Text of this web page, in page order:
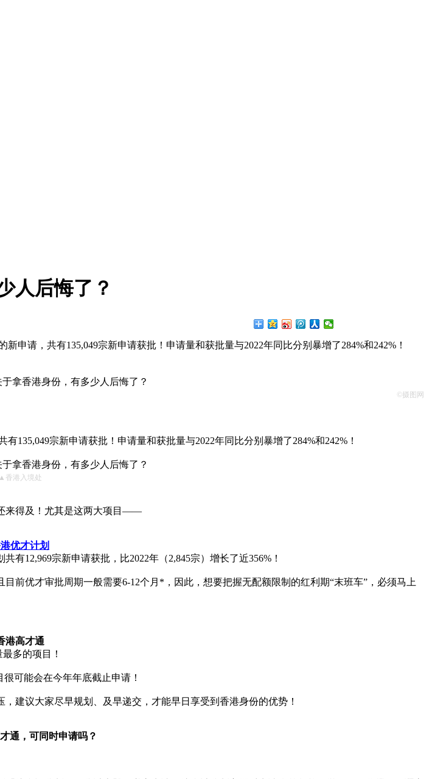
人后悔了？
申请，共有135,049宗新申请获批！申请量和获批量与2022年同比分别暴增了284%和242%！
©摄图网
135,049宗新申请获批！申请量和获批量与2022年同比分别暴增了284%和242%！
▲香港入境处
来得及！尤其是这两大项目——
优才计划
有12,969宗新申请获批，比2022年（2,845宗）增长了近356%！
前优才审批周期一般需要6-12个月*，因此，想要把握无配额限制的红利期“末班车”，必须马上
港高才通
多的项目！
可能会在今年年底截止申请！
建议大家尽早规划、及早递交，才能早日享受到香港身份的优势！
通，可同时申请吗？